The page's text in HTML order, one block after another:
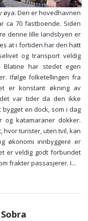
øya. Den er hovedhavnen
ca 70 fastboende. Siden
denne lille landsbyen er
at i fortiden har den hatt
og transport veldig
har stedet egen
Ifølge folketellingen fra
er konstant økning av
var tider da den ikke
en dock, som i dag
katamaraner dokker.
hvor turister, uten tvil, kan
økonomi innbyggere er
er veldig godt forbundet
frakter passasjerer. I...